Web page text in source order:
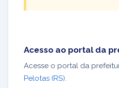
Acesso ao portal da
Acesse o portal da
Pelotas (RS)